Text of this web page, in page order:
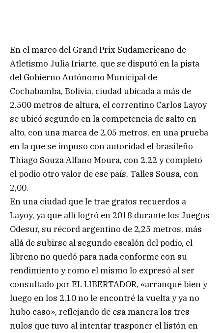
En el marco del Grand Prix Sudamericano de
Atletismo Julia Iriarte, que se disputó en la pista
del Gobierno Autónomo Municipal de
Cochabamba, Bolivia, ciudad ubicada a más de
2.500 metros de altura, el correntino Carlos Layoy
se ubicó segundo en la competencia de salto en
alto, con una marca de 2,05 metros, en una prueba
en la que se impuso con autoridad el brasileño
Thiago Souza Alfano Moura, con 2,22 y completó
el podio otro valor de ese país, Talles Sousa, con
2,00.
En una ciudad que le trae gratos recuerdos a
Layoy, ya que allí logró en 2018 durante los Juegos
Odesur, su récord argentino de 2,25 metros, más
allá de subirse al segundo escalón del podio, el
libreño no quedó para nada conforme con su
rendimiento y como el mismo lo expresó al ser
consultado por EL LIBERTADOR, «arranqué bien y
luego en los 2,10 no le encontré la vuelta y ya no
hubo caso», reflejando de esa manera los tres
nulos que tuvo al intentar trasponer el listón en